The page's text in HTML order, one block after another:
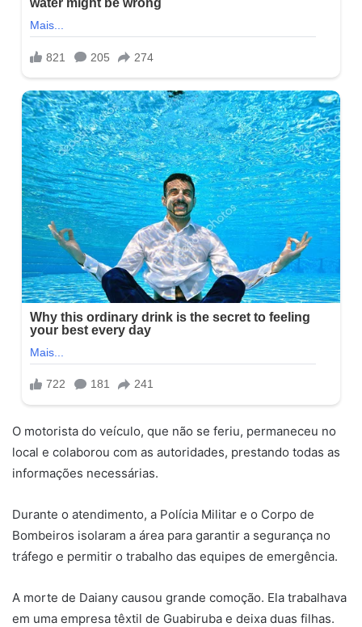
O motorista do veículo, que não se feriu, permaneceu no
local e colaborou com as autoridades, prestando todas as
informações necessárias.
Durante o atendimento, a Polícia Militar e o Corpo de
Bombeiros isolaram a área para garantir a segurança no
tráfego e permitir o trabalho das equipes de emergência.
A morte de Daiany causou grande comoção. Ela trabalhava
em uma empresa têxtil de Guabiruba e deixa duas filhas.